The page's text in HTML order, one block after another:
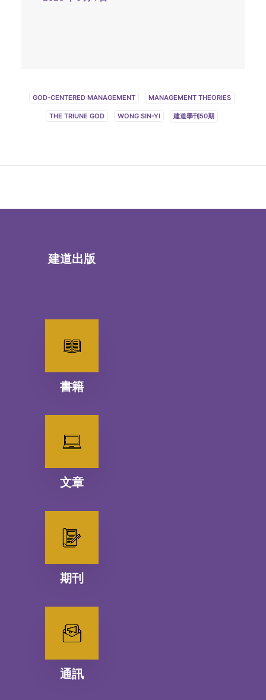
GOD-CENTERED MANAGEMENT MANAGEMENT THEORIES
THE TRIUNE GOD WONG SIN-YI 建道學刊50期
建道出版
書籍
文章
期刊
通訊